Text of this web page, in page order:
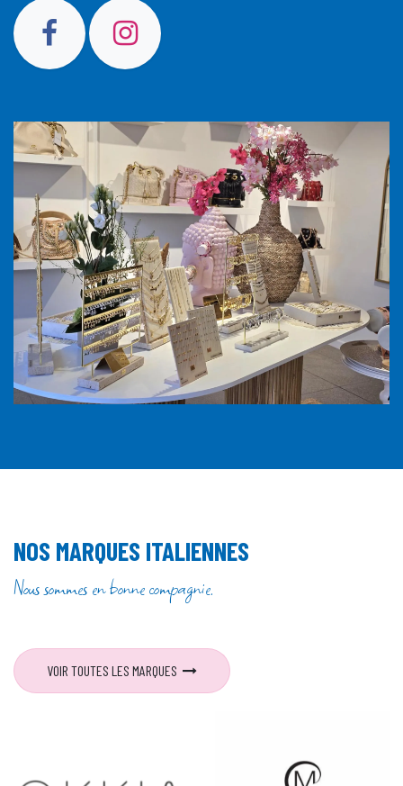
NOS MARQUES ITALIENNES
Nous sommes en bonne compagnie.
VOIR TOUTES LES MARQUES